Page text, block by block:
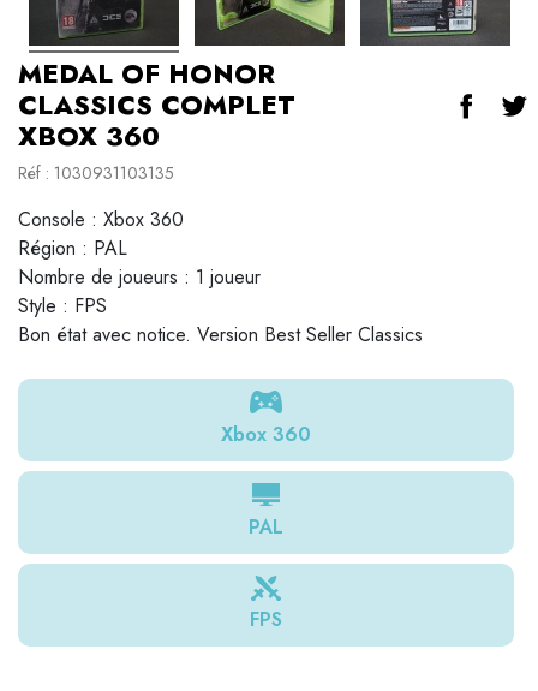
MEDAL OF HONOR
CLASSICS COMPLET
XBOX 360
Réf : 1030931103135
Console : Xbox 360
Région : PAL
Nombre de joueurs : 1 joueur
Style : FPS
Bon état avec notice. Version Best Seller Classics
Xbox 360
PAL
FPS